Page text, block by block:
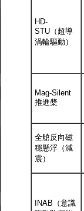
HD-
STU（超導
渦輪驅動）
Mag-Silent
推進槳
全艙反向磁
穩懸浮（減
震）
INAB（意識